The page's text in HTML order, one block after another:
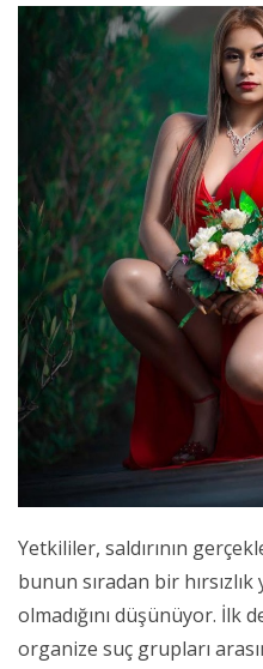
Yetkililer, saldırının
bunun sıradan bir
olmadığını düşünüyor. İlk
organize suç grupları